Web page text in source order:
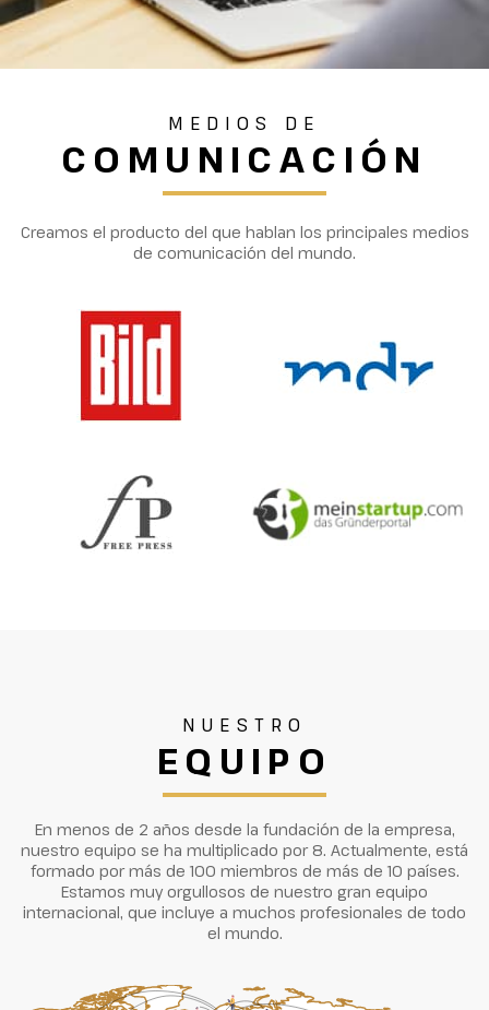
MEDIOS DE
COMUNICACIÓN
Creamos el producto del que hablan los principales medios
de comunicación del mundo.
NUESTRO
EQUIPO
En menos de 2 años desde la fundación de la empresa,
nuestro equipo se ha multiplicado por 8. Actualmente, está
formado por más de 100 miembros de más de 10 países.
Estamos muy orgullosos de nuestro gran equipo
internacional, que incluye a muchos profesionales de todo
el mundo.